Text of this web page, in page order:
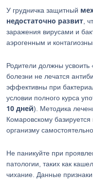
У грудничка защитный
недостаточно развит ,
заражения вирусами и
аэрогенным и
Родители должны усвоить
болезни не лечатся
эффективны при
условии полного курса
10 дней). Методика
Комаровскому
организму
Не паникуйте при
патологии, таких как
чихание. Данные